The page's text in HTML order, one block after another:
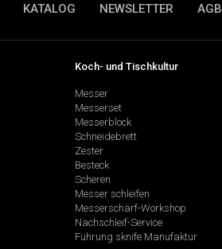
KATALOG NEWSLETTER AGB
Koch- und Tischkultur
Messer
Messerset
Messerblock
Schneidebrett
Zester
Besteck
Scheren
Messer schleifen
Messerschärf-Workshop
Nachschleif-Service
Führung sknife Manufaktur